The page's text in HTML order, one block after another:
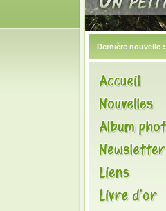
Dernière nouvelle :